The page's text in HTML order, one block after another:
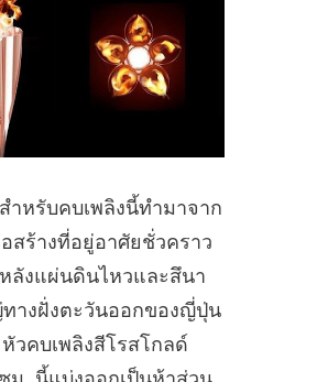
ำหรับคบเพลิงนี้ทำมาจาก
สร้างที่อยู่อาศัยชั่วคราว
ลังแผ่นดินไหวและสึนา
างฝั่งตะวันออกของญี่ปุ่น
หัวคบเพลิงสีโรสโกลด์